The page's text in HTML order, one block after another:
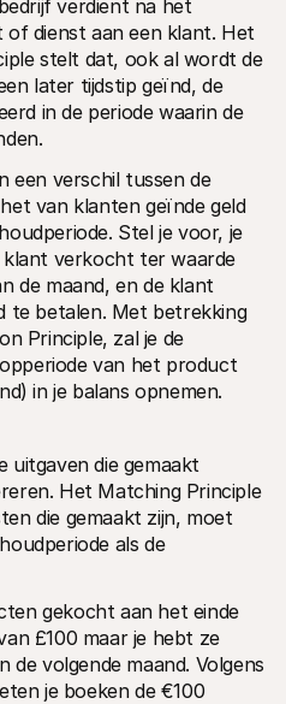
verdient na het
dienst aan een klant. Het
stelt dat, ook al wordt de
later tijdstip geïnd, de
in de periode waarin de
een verschil tussen de
van klanten geïnde geld
Stel je voor, je
verkocht ter waarde
de maand, en de klant
te betalen. Met betrekking
Principle, zal je de
van het product
in je balans opnemen.
uitgaven die gemaakt
Het Matching Principle
die gemaakt zijn, moet
als de
gekocht aan het einde
£100 maar je hebt ze
volgende maand. Volgens
je boeken de €100